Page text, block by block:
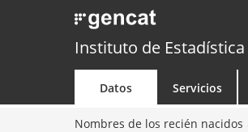
Instituto de
Datos Servicios
Nombres de los recién nacidos